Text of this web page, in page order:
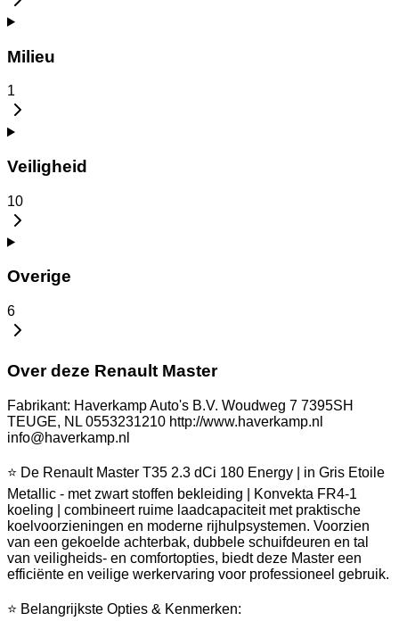
Milieu
1
Veiligheid
10
Overige
6
Over deze Renault Master
Fabrikant: Haverkamp Auto's B.V. Woudweg 7 7395SH
TEUGE, NL 0553231210 http://www.haverkamp.nl
info@haverkamp.nl
⭐ De Renault Master T35 2.3 dCi 180 Energy | in Gris Etoile
Metallic - met zwart stoffen bekleiding | Konvekta FR4-1
koeling | combineert ruime laadcapaciteit met praktische
koelvoorzieningen en moderne rijhulpsystemen. Voorzien
van een gekoelde achterbak, dubbele schuifdeuren en tal
van veiligheids- en comfortopties, biedt deze Master een
efficiënte en veilige werkervaring voor professioneel gebruik.
⭐ Belangrijkste Opties & Kenmerken: